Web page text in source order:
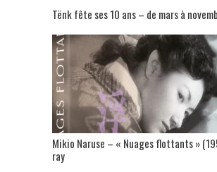
Tënk fête ses 10 ans – de mars à
Mikio Naruse – « Nuages flottants »
ray